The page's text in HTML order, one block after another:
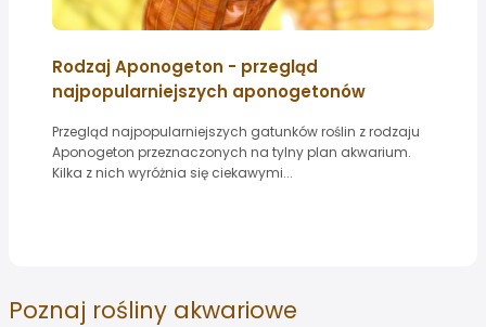
Rodzaj Aponogeton - przegląd
najpopularniejszych aponogetonów
Przegląd najpopularniejszych gatunków roślin z rodzaju
Aponogeton przeznaczonych na tylny plan akwarium.
Kilka z nich wyróżnia się ciekawymi...
Poznaj rośliny akwariowe